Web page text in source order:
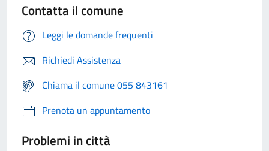
Contatta il comune
Leggi le domande frequenti
Richiedi Assistenza
Chiama il comune 055 843161
Prenota un appuntamento
Problemi in città